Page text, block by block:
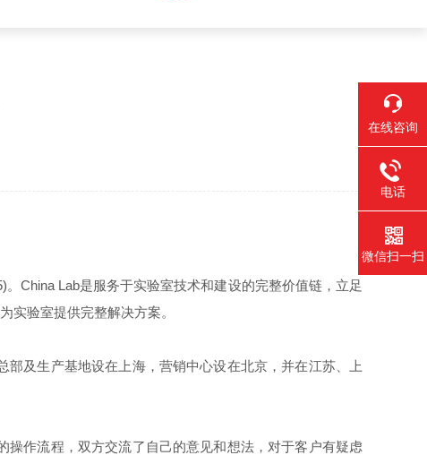
China Lab是服务于实验室技术和建设的完整价值链，立足
实验室提供完整解决方案。
及生产基地设在上海，营销中心设在北京，并在江苏、上
作流程，双方交流了自己的意见和想法，对于客户有疑虑
在线咨询
电话
微信扫一扫